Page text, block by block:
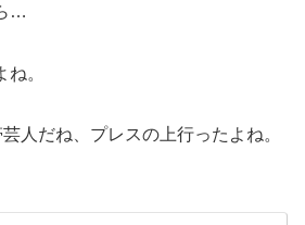
…
ね。
芸人だね、プレスの上行ったよね。